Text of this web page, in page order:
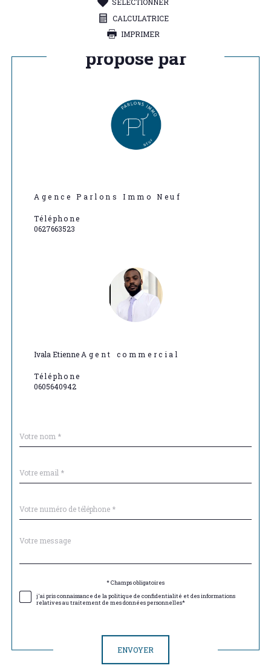
SÉLECTIONNER
CALCULATRICE
IMPRIMER
Ce bien vous est
proposé par
Agence Parlons Immo Neuf
Téléphone
0627663523
Ivala EtienneAgent commercial
Téléphone
0605640942
par
*
*
*
Fieldset
défaut
Message
*
* Champs obligatoires
j'ai pris connaissance de la politique de confidentialité et des informations
relatives au traitement de mes données personnelles*
ENVOYER